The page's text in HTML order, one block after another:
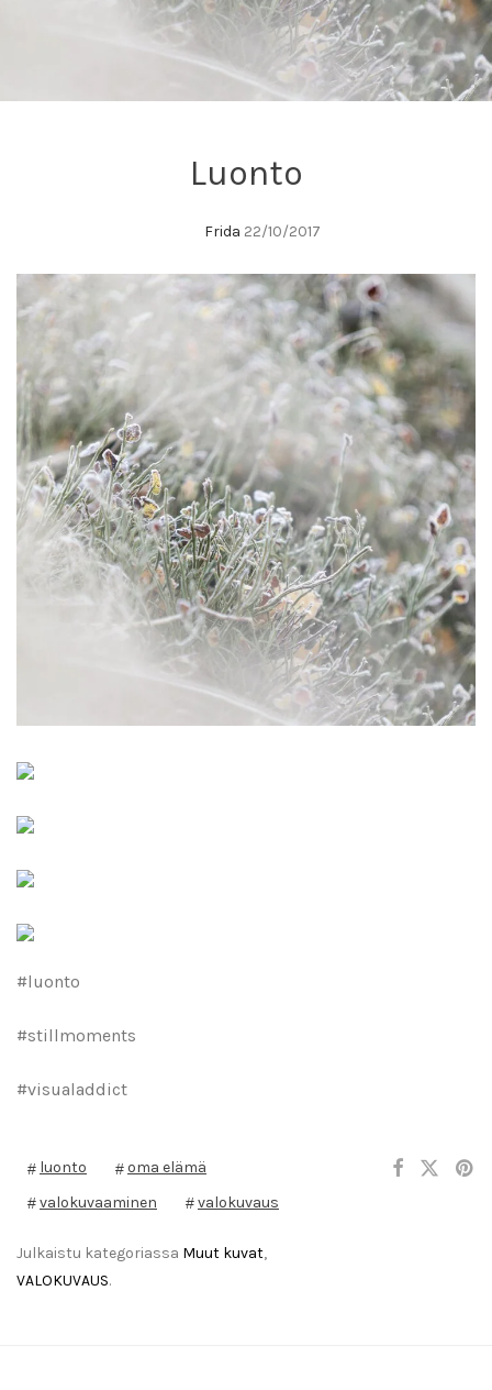
Luonto
Frida 22/10/2017
#luonto
#stillmoments
#visualaddict
luonto
oma elämä
valokuvaaminen
valokuvaus
Julkaistu kategoriassa Muut kuvat,
VALOKUVAUS.